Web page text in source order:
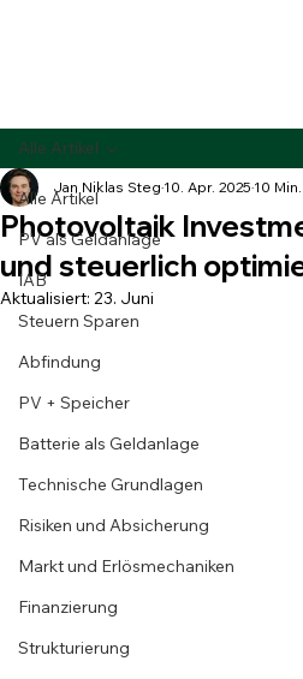
Alle Artikel
PV als Geldanlage
IAB
Steuern Sparen
Abfindung
PV + Speicher
Batterie als Geldanlage
Technische Grundlagen
Risiken und Absicherung
Markt und Erlösmechaniken
Finanzierung
Strukturierung
Alle Artikel
Photovoltaik
und steuerlich
Jan Niklas Steg 10. Apr. 2025 10
Aktualisiert: 23. Juni